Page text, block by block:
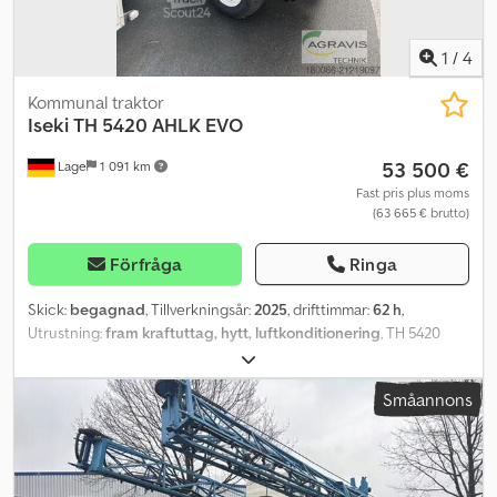
Rundstrålande varningslampa med H4-lampa
1 / 4
Lage 1 091 km
Kommunal traktor
IsekiTH 5420 AHLK EVO
53 500 €
Fast pris plus moms
(63 665 € brutto)
Förfråga Ringa
Skick: begagnad, Tillverkningsår:2025, drifttimmar:62 h,
Utrustning:fram kraftuttag, hytt, luftkonditionering, TH 5420
AHLK EVO Iseki kompaktkommunaltraktor TH5420 AHLK EVO i
standardutförande Iseki-motor Stage V med 33 kW / 45 hk
Transmission med 3 grupplägen i kombination med hydrostatisk
transmission Maxhastighet upp till 36 km/h elektrisk farthållare
med minnesfunktion 4 dubbelverkande hydraulventiler hydraulisk
trepunktslyft bak Mellanakseluttag 2.000 varv/min Kraftuttag bak
Småannons